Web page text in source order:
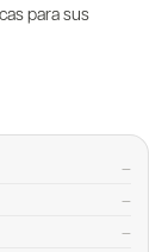
para sus
—
—
—